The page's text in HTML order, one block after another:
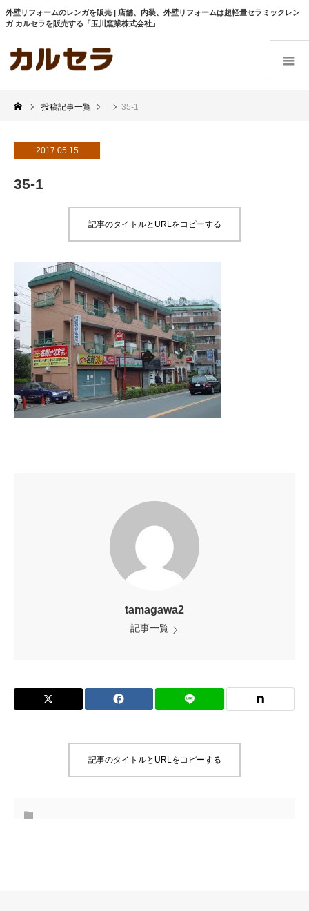
外壁リフォームのレンガを販売 | 店舗、内装、外壁リフォームは超軽量セラミックレン
ガ カルセラを販売する「玉川窯業株式会社」
投稿記事一覧 35-1
2017.05.15
35-1
記事のタイトルとURLをコピーする
tamagawa2
記事一覧
記事のタイトルとURLをコピーする